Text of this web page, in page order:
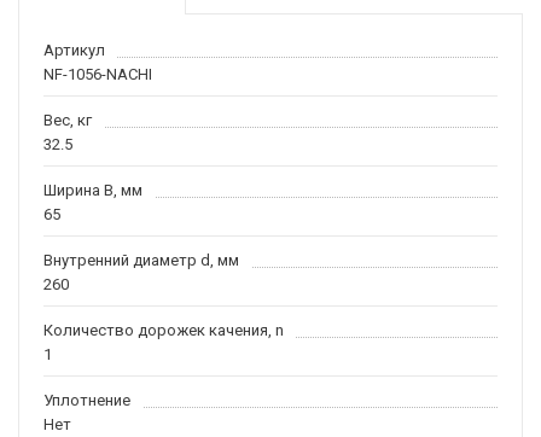
Артикул
NF-1056-NACHI
Вес, кг
32.5
Ширина B, мм
65
Внутренний диаметр d, мм
260
Количество дорожек качения, n
1
Уплотнение
Нет